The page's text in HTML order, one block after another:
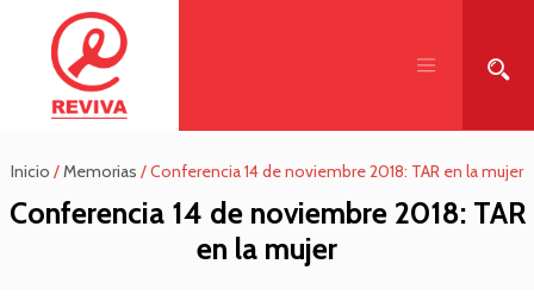
Inicio /Memorias /Conferencia 14 de noviembre 2018: TAR en la mujer
Conferencia 14 de noviembre 2018: TAR
en la mujer